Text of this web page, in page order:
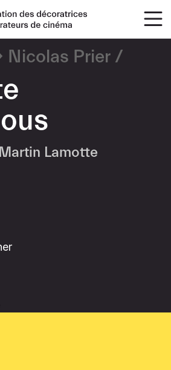
Nicolas Prier
Martin Lamotte